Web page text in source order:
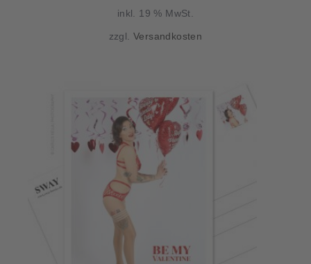
inkl. 19 % MwSt.
zzgl.Versandkosten